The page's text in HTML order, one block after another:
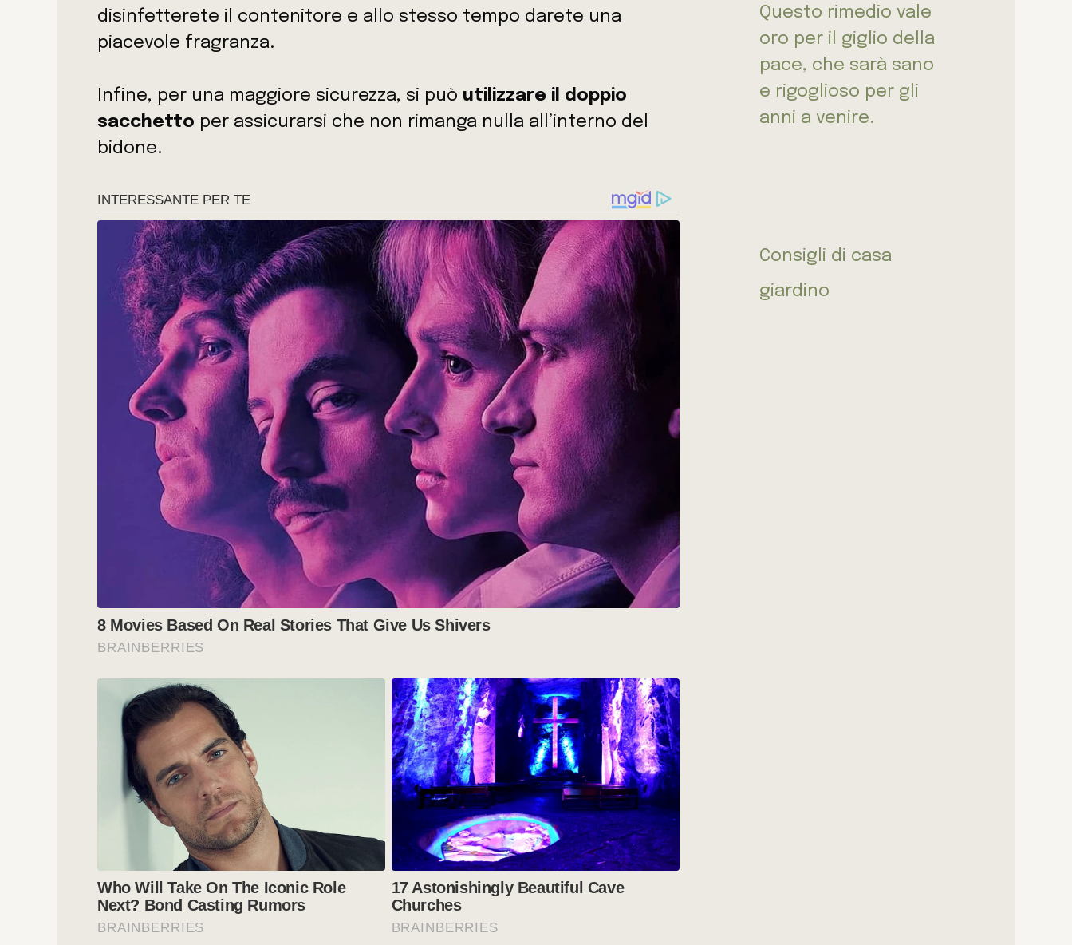
disinfetterete il contenitore e allo stesso tempo darete una
piacevole fragranza.
Infine, per una maggiore sicurezza, si può utilizzare il doppio
sacchetto per assicurarsi che non rimanga nulla all’interno del
bidone.
Questo rimedio vale
oro per il giglio della
pace, che sarà sano
e rigoglioso per gli
anni a venire.
Consigli di casa
giardino